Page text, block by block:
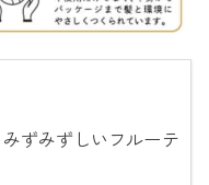
みずしいフルーテ